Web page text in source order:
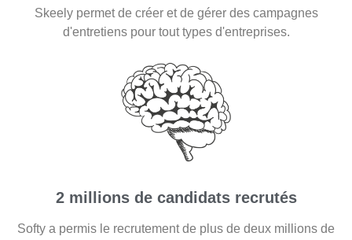
Skeely permet de créer et de gérer des campagnes
d'entretiens pour tout types d'entreprises.
2 millions de candidats recrutés
Softy a permis le recrutement de plus de deux millions de